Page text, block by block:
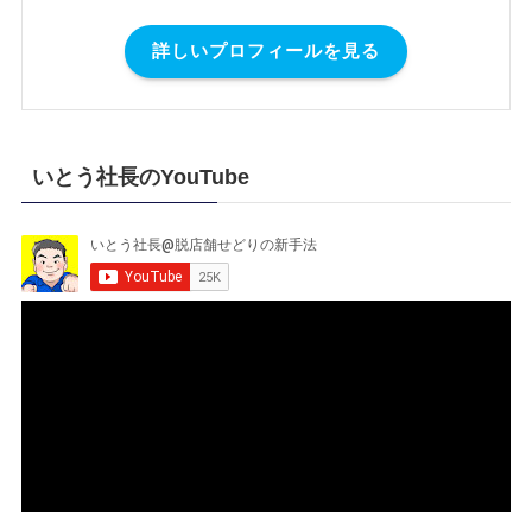
詳しいプロフィールを見る
いとう社長のYouTube